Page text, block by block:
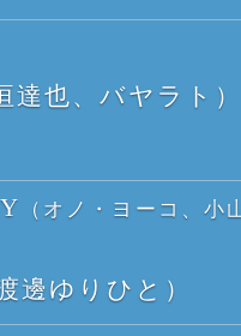
達也、バヤラト）
（オノ・ヨーコ、小
邊ゆりひと）